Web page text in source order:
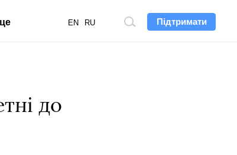
Підтримати
Пошук
EN RU
до